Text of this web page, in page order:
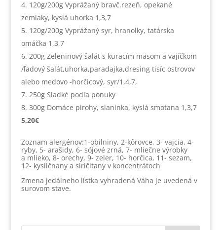
120g/200g Vyprážaný bravč.rezeň, opekané
zemiaky, kyslá uhorka 1,3,7
120g/200g Vyprážaný syr, hranolky, tatárska
omáčka 1,3,7
200g Zeleninový šalát s kuracím mäsom a vajíčkom
/ľadový šalát,uhorka,paradajka,dresing tisíc ostrovov
alebo medovo -horčicový, syr/1,4,7,
250g Sladké podľa ponuky
300g Domáce pirohy, slaninka, kyslá smotana 1,3,7
5,20€
Zoznam alergénov:1-obilniny, 2-kôrovce, 3- vajcia, 4-
ryby, 5- arašidy, 6- sójové zrná, 7- mliečne výrobky
a mlieko, 8- orechy, 9- zeler, 10- horčica, 11- sezam,
12- kysličnany a siričitany v koncentrátoch
Zmena jedálneho lístka vyhradená Váha je uvedená v
surovom stave.